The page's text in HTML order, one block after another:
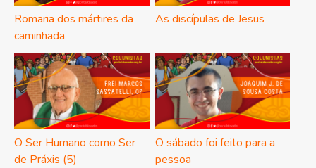
Romaria dos mártires da
caminhada
As discípulas de Jesus
O Ser Humano como Ser
de Práxis (5)
O sábado foi feito para a
pessoa